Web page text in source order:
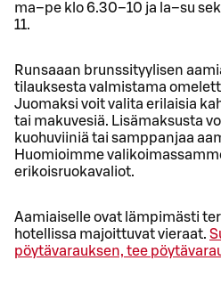
ma–pe klo 6.30–10 ja la–su
11.
Runsaaan brunssityylisen
tilauksesta valmistama
Juomaksi voit valita erilaisia
tai makuvesiä. Lisämaksusta
kuohuviiniä tai samppanjaa
Huomioimme
erikoisruokavaliot.
Aamiaiselle ovat lämpimästi
hotellissa majoittuvat vieraat.
pöytävarauksen, tee